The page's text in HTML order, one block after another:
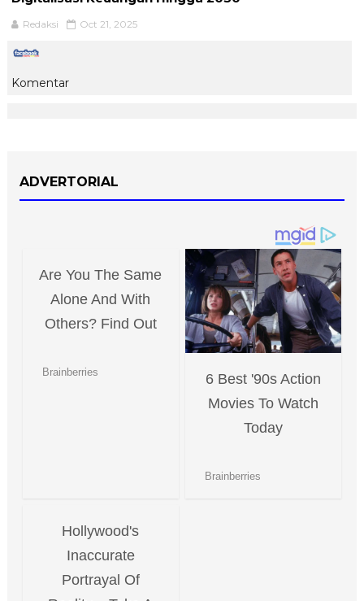
Redaksi Oct 21, 2025
Komentar
ADVERTORIAL